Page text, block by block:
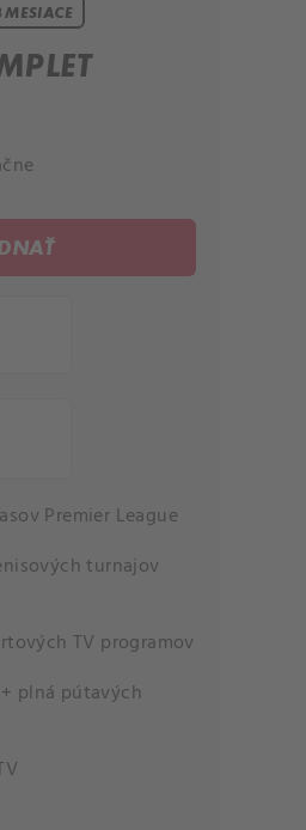
Premier League
turnajov
TV programov
plná pútavých